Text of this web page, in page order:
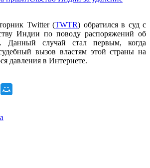
Twitter (TWTR) обратился в суд с
Индии по поводу распоряжений об
Данный случай стал первым, когда
вызов властям этой страны на
давления в Интернете.